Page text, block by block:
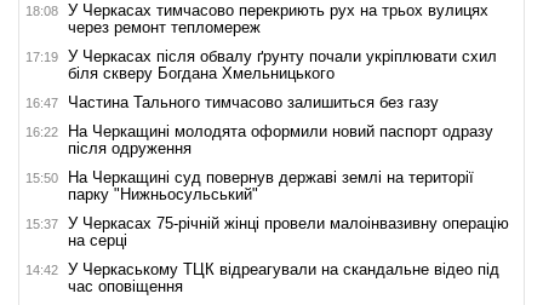
18:08
У Черкасах тимчасово перекриють рух на трьох вулицях
через ремонт тепломереж
17:19
У Черкасах після обвалу ґрунту почали укріплювати схил
біля скверу Богдана Хмельницького
16:47 Частина Тального тимчасово залишиться без газу
16:22
На Черкащині молодята оформили новий паспорт одразу
після одруження
15:50
На Черкащині суд повернув державі землі на території
парку "Нижньосульський"
15:37
У Черкасах 75-річній жінці провели малоінвазивну операцію
на серці
14:42
У Черкаському ТЦК відреагували на скандальне відео під
час оповіщення